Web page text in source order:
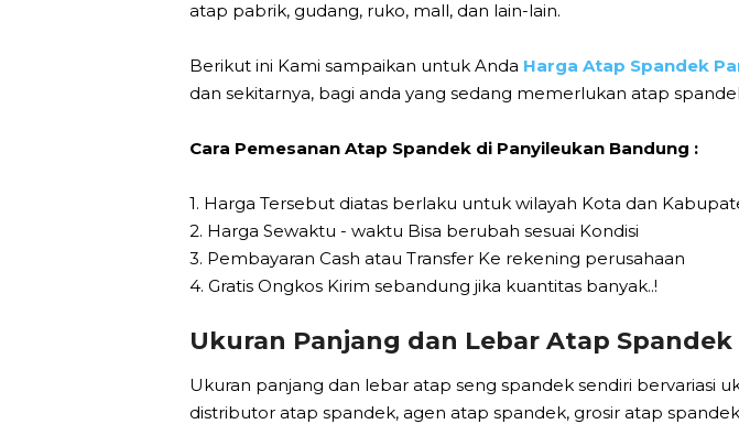
atap pabrik, gudang, ruko, mall, dan lain-lain.
Berikut ini Kami sampaikan untuk Anda Harga Atap Spandek
dan sekitarnya, bagi anda yang sedang memerlukan atap
Cara Pemesanan Atap Spandek di Panyileukan Bandung :
1. Harga Tersebut diatas berlaku untuk wilayah Kota dan
2. Harga Sewaktu - waktu Bisa berubah sesuai Kondisi
3. Pembayaran Cash atau Transfer Ke rekening perusahaan
4. Gratis Ongkos Kirim sebandung jika kuantitas banyak..!
Ukuran Panjang dan Lebar Atap Spandek
Ukuran panjang dan lebar atap seng spandek sendiri bervariasi
distributor atap spandek, agen atap spandek, grosir atap